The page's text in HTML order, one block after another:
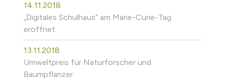
14.11.2018
„Digitales Schulhaus“ am Marie-Curie-Tag
eröffnet
13.11.2018
Umweltpreis für Naturforscher und
Baumpflanzer